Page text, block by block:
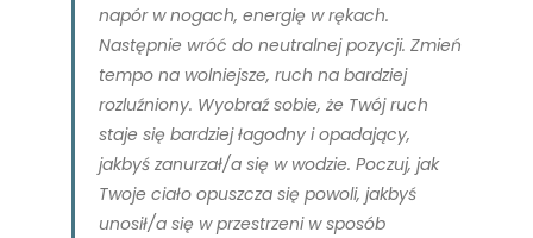
napór w nogach, energię w rękach.
Następnie wróć do neutralnej pozycji. Zmień
tempo na wolniejsze, ruch na bardziej
rozluźniony. Wyobraź sobie, że Twój ruch
staje się bardziej łagodny i opadający,
jakbyś zanurzał/a się w wodzie. Poczuj, jak
Twoje ciało opuszcza się powoli, jakbyś
unosił/a się w przestrzeni w sposób